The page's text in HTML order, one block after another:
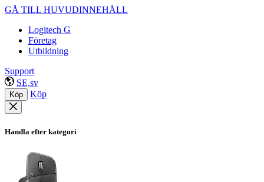
GÅ TILL HUVUDINNEHÅLL
Logitech G
Företag
Utbildning
Support
SE,sv
Köp Köp
Handla efter kategori